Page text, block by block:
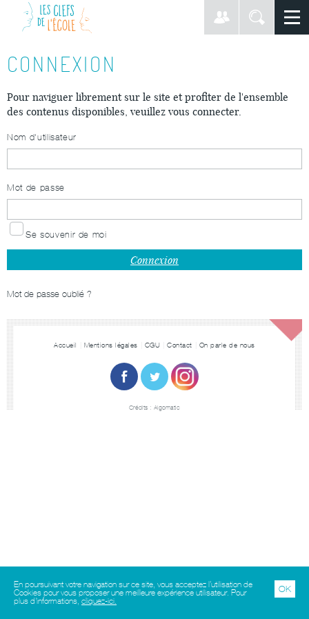
CONNEXION
Pour naviguer librement sur le site et profiter de l'ensemble
des contenus disponibles, veuillez vous connecter.
Nom d'utilisateur
Mot de passe
Se souvenir de moi
Mot de passe oublié ?
Accueil Mentions légales CGU Contact On parle de nous
Crédits : Algomatic
En poursuivant votre navigation sur ce site, vous acceptez l’utilisation de
Cookies pour vous proposer une meilleure expérience utilisateur. Pour
plus d'informations, cliquez-ici.
OK